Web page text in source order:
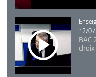
12/
BAC